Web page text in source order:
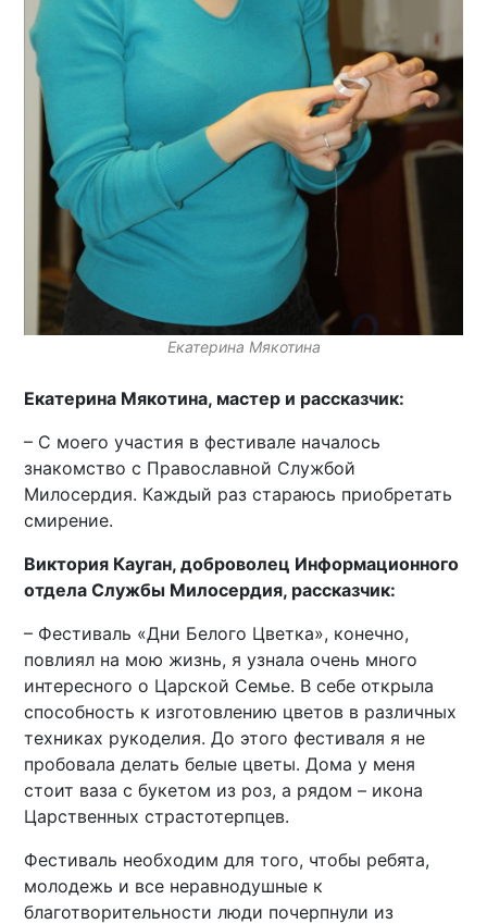
Екатерина Мякотина
Екатерина Мякотина, мастер и рассказчик:
– С моего участия в фестивале началось
знакомство с Православной Службой
Милосердия. Каждый раз стараюсь приобретать
смирение.
Виктория Кауган, доброволец Информационного
отдела Службы Милосердия, рассказчик:
– Фестиваль «Дни Белого Цветка», конечно,
повлиял на мою жизнь, я узнала очень много
интересного о Царской Семье. В себе открыла
способность к изготовлению цветов в различных
техниках рукоделия. До этого фестиваля я не
пробовала делать белые цветы. Дома у меня
стоит ваза с букетом из роз, а рядом – икона
Царственных страстотерпцев.
Фестиваль необходим для того, чтобы ребята,
молодежь и все неравнодушные к
благотворительности люди почерпнули из